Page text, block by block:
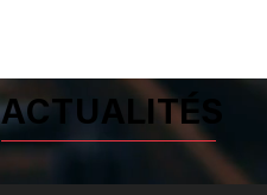
ACTUALITÉS